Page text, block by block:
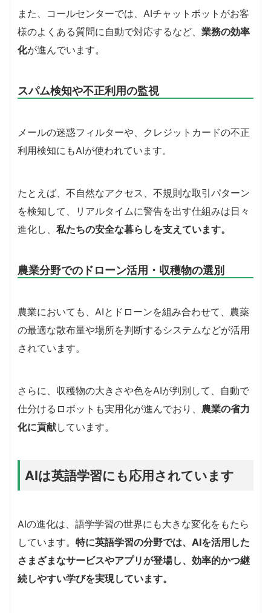
また、コールセンターでは、AIチャットボットがお客
様のよくある質問に自動で対応するなど、 業務の効率
化が進んでいます。
スパム検知や不正利用の監視
メールの迷惑フィルターや、クレジットカードの不正
利用検知にもAIが使われています。
たとえば、不自然なアクセス、不規則な取引パターン
を検知して、リアルタイムに警告を出す仕組みは日々
進化し、 私たちの安全な暮らしを支えています。
農業分野でのドローン活用・収穫物の選別
農業においても、AIとドローンを組み合わせて、農薬
の最適な散布量や場所を判断するシステムなどが活用
されています。
さらに、収穫物の大きさや色をAIが判別して、自動で
仕分けるロボットも実用化が進んでおり、 農業の省力
化に貢献しています。
AIは英語学習にも応用されています
AIの進化は、語学学習の世界にも大きな変化をもたら
しています。 特に英語学習の分野では、AIを活用した
さまざまなサービスやアプリが登場し、効率的かつ継
続しやすい学びを実現しています。